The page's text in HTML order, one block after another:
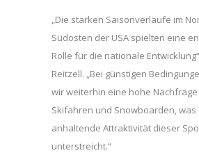
„Die starken Saisonverläufe im
Südosten der USA spielten eine
Rolle für die nationale
Reitzell. „Bei günstigen
wir weiterhin eine hohe Nachfrage
Skifahren und Snowboarden, was
anhaltende Attraktivität dieser
unterstreicht.“